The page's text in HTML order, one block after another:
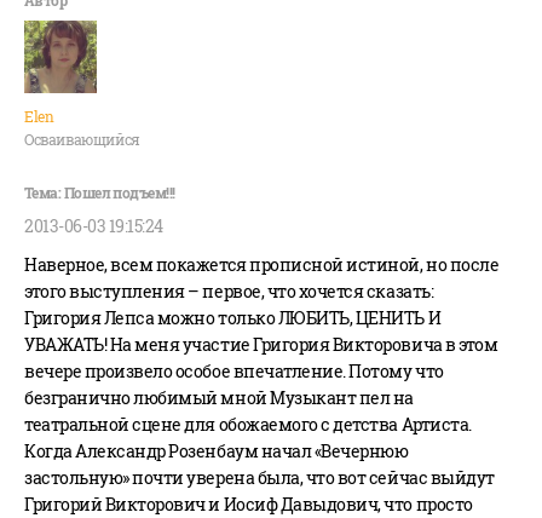
Elen
Осваивающийся
2013-06-03 19:15:24
Наверное, всем покажется прописной истиной, но после
этого выступления – первое, что хочется сказать:
Григория Лепса можно только ЛЮБИТЬ, ЦЕНИТЬ И
УВАЖАТЬ! На меня участие Григория Викторовича в этом
вечере произвело особое впечатление. Потому что
безгранично любимый мной Музыкант пел на
театральной сцене для обожаемого с детства Артиста.
Когда Александр Розенбаум начал «Вечернюю
застольную» почти уверена была, что вот сейчас выйдут
Григорий Викторович и Иосиф Давыдович, что просто